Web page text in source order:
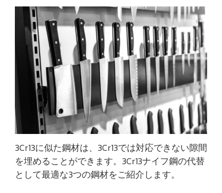
3Cr13に似た鋼材は、3Cr13では対応できない隙間
を埋めることができます。3Cr13ナイフ鋼の代替
として最適な3つの鋼材をご紹介します。